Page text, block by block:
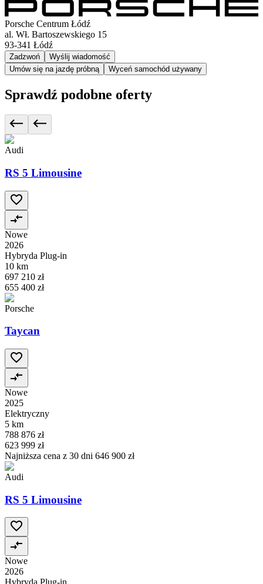
Porsche Centrum Łódź
al. Wł. Bartoszewskiego 15
93-341 Łódź
Zadzwoń
Wyślij wiadomość
Umów się na jazdę próbną
Wyceń samochód używany
Sprawdź podobne oferty
Audi
RS 5 Limousine
Nowe
2026
Hybryda Plug-in
10 km
697 210 zł
655 400 zł
Porsche
Taycan
Nowe
2025
Elektryczny
5 km
788 876 zł
623 999 zł
Najniższa cena z 30 dni 646 900 zł
Audi
RS 5 Limousine
Nowe
2026